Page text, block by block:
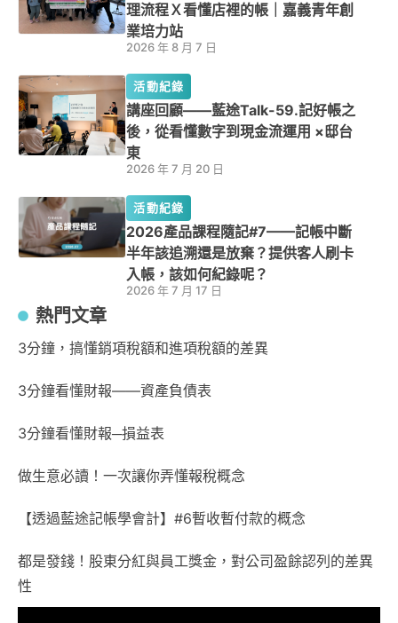
理流程Ｘ看懂店裡的帳｜嘉義青年創
業培力站
2026 年 8 月 7 日
活動紀錄
講座回顧——藍途Talk-59.記好帳之
後，從看懂數字到現金流運用 ×邸台
東
2026 年 7 月 20 日
活動紀錄
2026產品課程隨記#7——記帳中斷
半年該追溯還是放棄？提供客人刷卡
入帳，該如何紀錄呢？
2026 年 7 月 17 日
熱門文章
3分鐘，搞懂銷項稅額和進項稅額的差異
3分鐘看懂財報——資產負債表
3分鐘看懂財報─損益表
做生意必讀！一次讓你弄懂報稅概念
【透過藍途記帳學會計】#6暫收暫付款的概念
都是發錢！股東分紅與員工獎金，對公司盈餘認列的差異
性